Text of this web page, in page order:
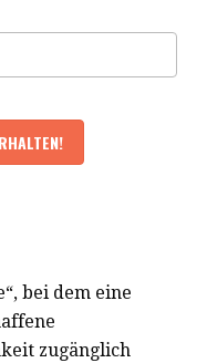
bei dem eine
zugänglich